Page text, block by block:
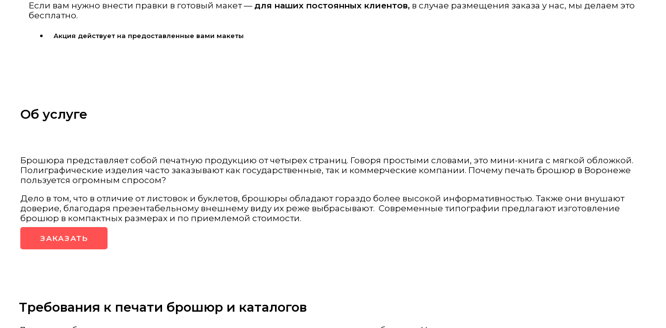
Если вам нужно внести правки в готовый макет — для наших постоянных клиентов, в случае размещения заказа у нас, мы делаем это
бесплатно.
Акция действует на предоставленные вами макеты
Об услуге
Брошюра представляет собой печатную продукцию от четырех страниц. Говоря простыми словами, это мини-книга с мягкой обложкой.
Полиграфические изделия часто заказывают как государственные, так и коммерческие компании. Почему печать брошюр в Воронеже
пользуется огромным спросом?
Дело в том, что в отличие от листовок и буклетов, брошюры обладают гораздо более высокой информативностью. Также они внушают
доверие, благодаря презентабельному внешнему виду их реже выбрасывают. Современные типографии предлагают изготовление
брошюр в компактных размерах и по приемлемой стоимости.
ЗАКАЗАТЬ
Требования к печати брошюр и каталогов